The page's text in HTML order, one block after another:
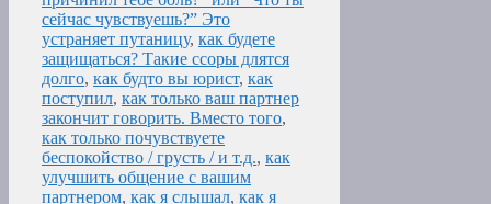
сейчас чувствуешь?” Это
устраняет путаницу, как будете
защищаться? Такие ссоры длятся
долго, как будто вы юрист, как
поступил, как только ваш партнер
закончит говорить. Вместо того,
как только почувствуете
беспокойство / грусть / и т.д., как
улучшить общение с вашим
партнером, как я слышал, как я